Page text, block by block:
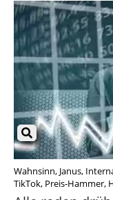
Wahnsinn, Janus,
TikTok, Preis-Hammer,